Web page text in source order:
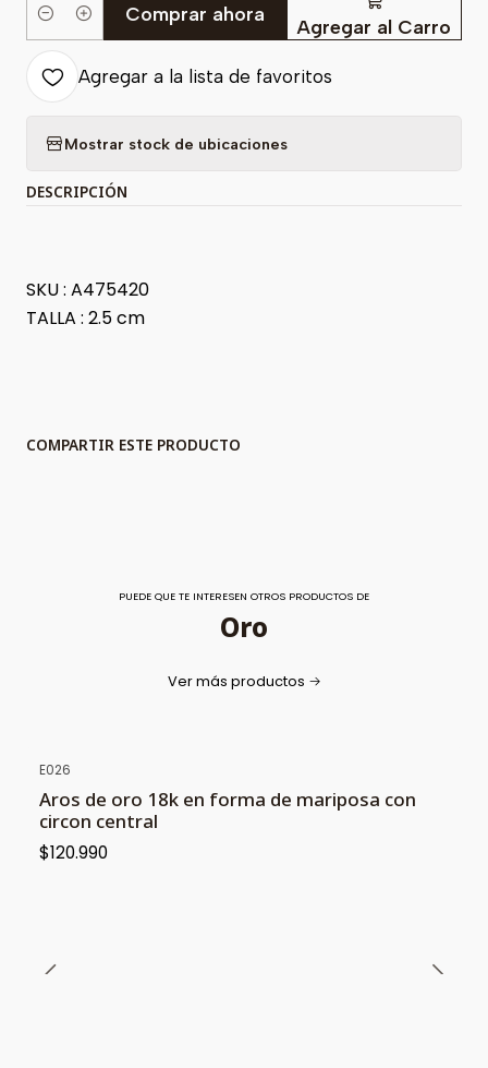
Cantidad Agregar al Carro
Comprar ahora
Agregar a la lista de favoritos
Mostrar stock de ubicaciones
DESCRIPCIÓN
SKU : A475420
TALLA : 2.5 cm
COMPARTIR ESTE PRODUCTO
PUEDE QUE TE INTERESEN OTROS PRODUCTOS DE
Oro
Ver más productos
E026
Aros de oro 18k en forma de mariposa con
circon central
$120.990